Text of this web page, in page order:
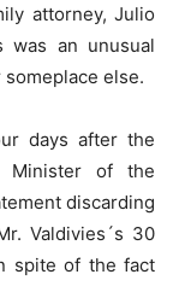
attorney, Julio
was an unusual
else.
days after the
Minister of the
discarding
Valdivies´s 30
spite of the fact